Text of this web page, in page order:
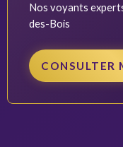
Nos voyants
des-Bois
CONSULTER